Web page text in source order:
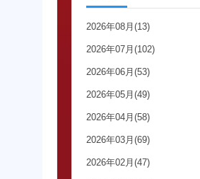
2026年08月(13)
2026年07月(102)
2026年06月(53)
2026年05月(49)
2026年04月(58)
2026年03月(69)
2026年02月(47)